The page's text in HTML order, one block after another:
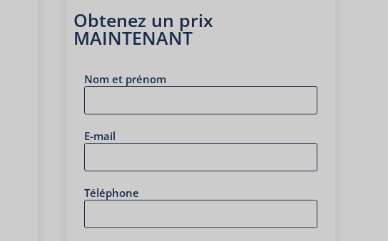
Obtenez un prix
MAINTENANT
Nom et prénom
E-mail
Téléphone